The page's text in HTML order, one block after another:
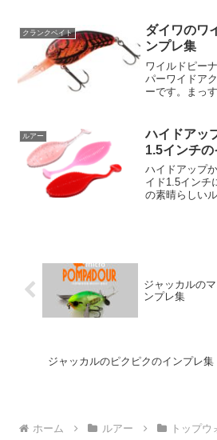
のおすすめの
す。giG.I✨め
クランクベイト
ダイワのワ
ンプレ集
ワイルドピー
パーワイドア
ーです。まっ
出できます。
めのリップを
ルアー
ハイドアッ
1.5インチ
ハイドアップ
イド1.5インチ
の素晴らしい
ジャッカルの
ンプレ集
ジャッカルのピクピクのインプレ集
ホーム ルアー トップウ